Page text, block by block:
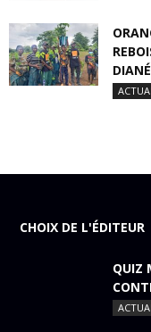
CHOIX DE L'ÉDITEUR
QUIZ